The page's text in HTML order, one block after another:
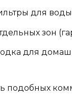
для
зон
для
подобных